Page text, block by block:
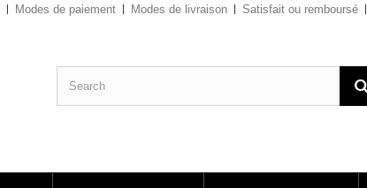
Modes de paiement Modes de livraison Satisfait ou remboursé